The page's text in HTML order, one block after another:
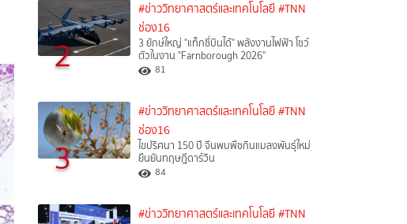
2
#ข่าววิทยาศาสตร์และเทคโนโลยี #TNN
ช่อง16
3 ยักษ์ใหญ่ "แท็กซี่บินได้" พลังงานไฟฟ้า โชว์
ตัวในงาน "Farnborough 2026"
81
3
#ข่าววิทยาศาสตร์และเทคโนโลยี #TNN
ช่อง16
ไขปริศนา 150 ปี จีนพบพืชกินแมลงพันธุ์ใหม่
ยืนยันทฤษฎีดาร์วิน
84
#ข่าววิทยาศาสตร์และเทคโนโลยี #TNN